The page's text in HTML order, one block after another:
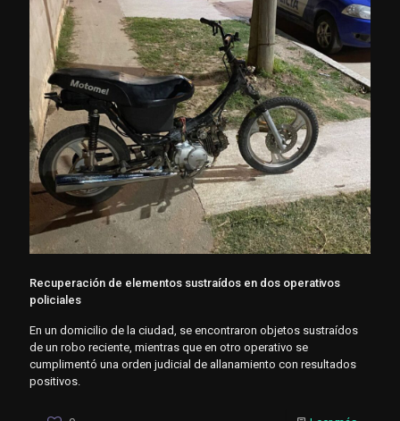
Recuperación de elementos sustraídos en dos operativos
policiales
En un domicilio de la ciudad, se encontraron objetos sustraídos
de un robo reciente, mientras que en otro operativo se
cumplimentó una orden judicial de allanamiento con resultados
positivos.